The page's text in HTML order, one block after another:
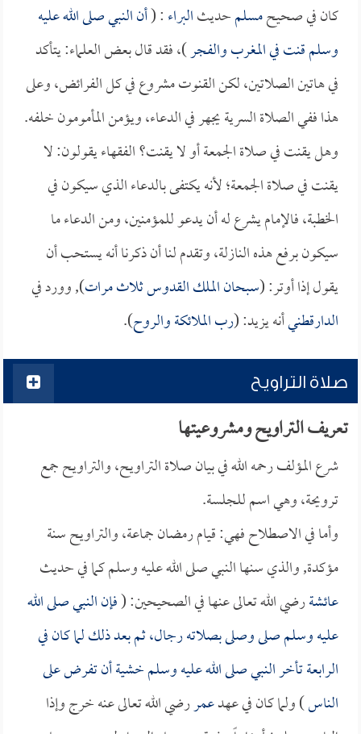
كان في صحيحمسلمحديثالبراء: (أن النبي صلى الله عليه
وسلم قنت في المغرب والفجر)، فقد قال بعض العلماء: يتأكد
في هاتين الصلاتين، لكن القنوت مشروع في كل الفرائض، وعلى
هذا ففي الصلاة السرية يجهر في الدعاء، ويؤمن المأمومون خلفه.
وهل يقنت في صلاة الجمعة أو لا يقنت؟ الفقهاء يقولون: لا
يقنت في صلاة الجمعة؛ لأنه يكتفى بالدعاء الذي سيكون في
الخطبة، فالإمام يشرع له أن يدعو للمؤمنين، ومن الدعاء ما
سيكون برفع هذه النازلة، وتقدم لنا أن ذكرنا أنه يستحب أن
يقول إذا أوتر: (سبحان الملك القدوس ثلاث مرات), وورد في
الدارقطنيأنه يزيد: (رب الملائكة والروح).
صلاة التراويح
تعريف التراويح ومشروعيتها
شرع المؤلف رحمه الله في بيان صلاة التراويح، والتراويح جمع
ترويحة، وهي اسم للجلسة.
وأما في الاصطلاح فهي: قيام رمضان جماعة، والتراويح سنة
مؤكدة, والذي سنها النبي صلى الله عليه وسلم كما في حديث
عائشةرضي الله تعالى عنها في الصحيحين: (فإن النبي صلى الله
عليه وسلم صلى وصلى بصلاته رجال، ثم بعد ذلك لما كان في
الرابعة تأخر النبي صلى الله عليه وسلم خشية أن تفرض على
الناس) ولما كان في عهدعمررضي الله تعالى عنه خرج وإذا